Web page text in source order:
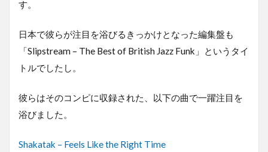
す。
日本で彼らが注目を浴びるきっかけとなった編集盤も
「Slipstream – The Best of British Jazz Funk」というタイ
トルでしたし。
彼らはそのコンピに収録された、以下の曲で一躍注目を
浴びました。
Shakatak – Feels Like the Right Time